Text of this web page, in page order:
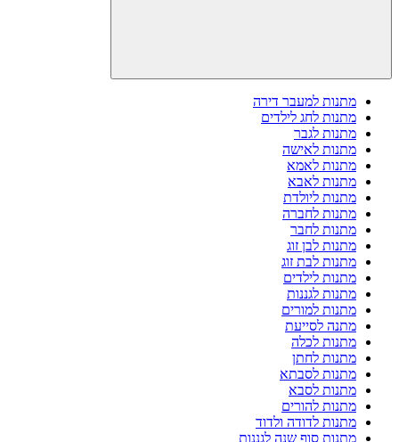
מתנות למעבר דירה
מתנות לחג לילדים
מתנות לגבר
מתנות לאישה
מתנות לאמא
מתנות לאבא
מתנות ליולדת
מתנות לחברה
מתנות לחבר
מתנות לבן זוג
מתנות לבת זוג
מתנות לילדים
מתנות לגננות
מתנות למורים
מתנה לסייעת
מתנות לכלה
מתנות לחתן
מתנות לסבתא
מתנות לסבא
מתנות להורים
מתנות לדודה ולדוד
מתנות סוף שנה לגננות